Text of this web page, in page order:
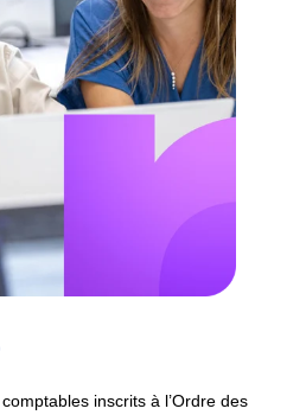
inscrits à l’Ordre des